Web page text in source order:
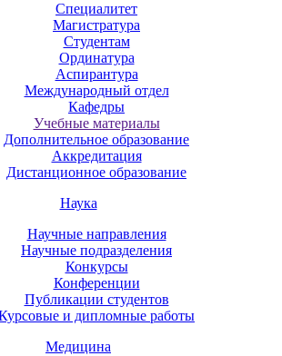
Специалитет
Магистратура
Студентам
Ординатура
Аспирантура
Международный отдел
Кафедры
Учебные материалы
Дополнительное образование
Аккредитация
Дистанционное образование
Наука
Научные направления
Научные подразделения
Конкурсы
Конференции
Публикации студентов
и дипломные работы
Медицина